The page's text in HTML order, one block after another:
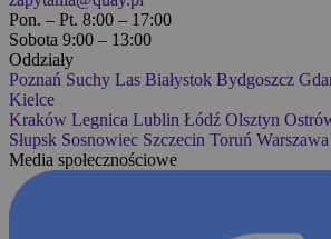
Pon. – Pt. 8:00 – 17:00
Sobota 9:00 – 13:00
Oddziały
Poznań Suchy Las Białystok Bydgoszcz
Kielce
Kraków Legnica Lublin Łódź Olsztyn
Słupsk Sosnowiec Szczecin Toruń Warszawa
Media społecznościowe